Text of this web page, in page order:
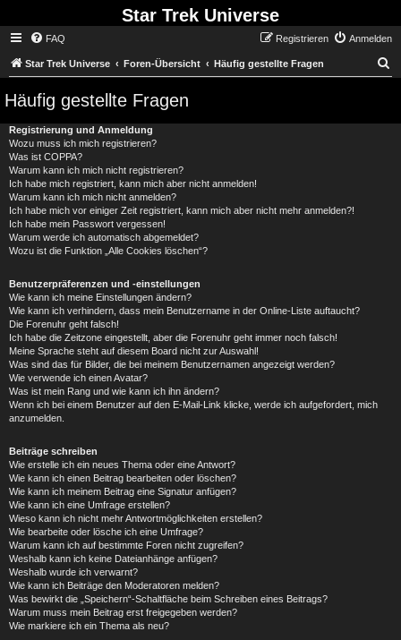
Star Trek Universe
FAQ Anmelden
Registrieren
Star Trek Universe Foren-Übersicht Häufig gestellte Fragen
Häufig gestellte Fragen
Registrierung und Anmeldung
Wozu muss ich mich registrieren?
Was ist COPPA?
Warum kann ich mich nicht registrieren?
Ich habe mich registriert, kann mich aber nicht anmelden!
Warum kann ich mich nicht anmelden?
Ich habe mich vor einiger Zeit registriert, kann mich aber nicht mehr anmelden?!
Ich habe mein Passwort vergessen!
Warum werde ich automatisch abgemeldet?
Wozu ist die Funktion „Alle Cookies löschen“?
Benutzerpräferenzen und -einstellungen
Wie kann ich meine Einstellungen ändern?
Wie kann ich verhindern, dass mein Benutzername in der Online-Liste auftaucht?
Die Forenuhr geht falsch!
Ich habe die Zeitzone eingestellt, aber die Forenuhr geht immer noch falsch!
Meine Sprache steht auf diesem Board nicht zur Auswahl!
Was sind das für Bilder, die bei meinem Benutzernamen angezeigt werden?
Wie verwende ich einen Avatar?
Was ist mein Rang und wie kann ich ihn ändern?
Wenn ich bei einem Benutzer auf den E-Mail-Link klicke, werde ich aufgefordert, mich
anzumelden.
Beiträge schreiben
Wie erstelle ich ein neues Thema oder eine Antwort?
Wie kann ich einen Beitrag bearbeiten oder löschen?
Wie kann ich meinem Beitrag eine Signatur anfügen?
Wie kann ich eine Umfrage erstellen?
Wieso kann ich nicht mehr Antwortmöglichkeiten erstellen?
Wie bearbeite oder lösche ich eine Umfrage?
Warum kann ich auf bestimmte Foren nicht zugreifen?
Weshalb kann ich keine Dateianhänge anfügen?
Weshalb wurde ich verwarnt?
Wie kann ich Beiträge den Moderatoren melden?
Was bewirkt die „Speichern“-Schaltfläche beim Schreiben eines Beitrags?
Warum muss mein Beitrag erst freigegeben werden?
Wie markiere ich ein Thema als neu?